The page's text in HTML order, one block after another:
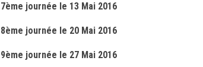
7ème journée le 13 Mai 2016
8ème journée le 20 Mai 2016
9ème journée le 27 Mai 2016